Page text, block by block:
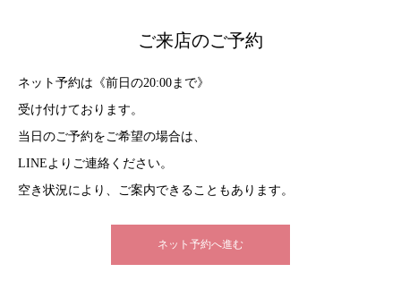
ご来店のご予約
ネット予約は《前日の20:00まで》
受け付けております。
当日のご予約をご希望の場合は、
LINEよりご連絡ください。
空き状況により、ご案内できることもあります。
ネット予約へ進む